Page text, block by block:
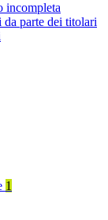
incompleta
parte dei titolari
1